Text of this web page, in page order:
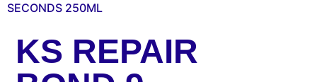
SECONDS 250ML
KS REPAIR